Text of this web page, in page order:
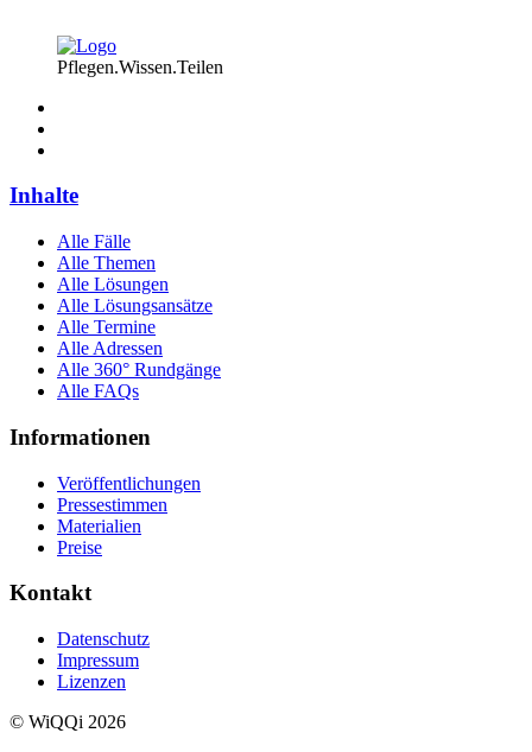
Pflegen.Wissen.Teilen
Inhalte
Alle Fälle
Alle Themen
Alle Lösungen
Alle Lösungsansätze
Alle Termine
Alle Adressen
Alle 360° Rundgänge
Alle FAQs
Informationen
Veröffentlichungen
Pressestimmen
Materialien
Preise
Kontakt
Datenschutz
Impressum
Lizenzen
© WiQQi 2026